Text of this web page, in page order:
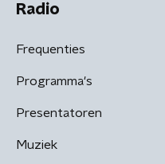
Radio
Frequenties
Programma's
Presentatoren
Muziek